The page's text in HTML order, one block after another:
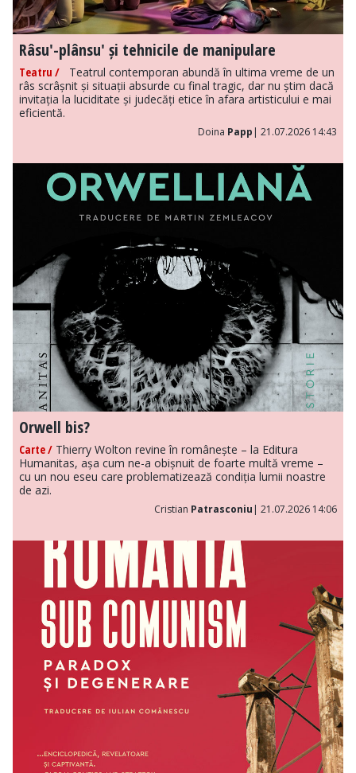
Râsu'-plânsu' și tehnicile de manipulare
Teatru / Teatrul contemporan abundă în ultima vreme de un
râs scrâșnit și situații absurde cu final tragic, dar nu știm dacă
invitația la luciditate și judecăți etice în afara artisticului e mai
eficientă.
Doina Papp | 21.07.2026 14:43
Orwell bis?
Carte / Thierry Wolton revine în românește – la Editura
Humanitas, așa cum ne-a obișnuit de foarte multă vreme –
cu un nou eseu care problematizează condiția lumii noastre
de azi.
Cristian Patrasconiu | 21.07.2026 14:06